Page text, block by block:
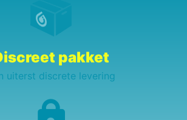
pakket
uiterst discrete levering